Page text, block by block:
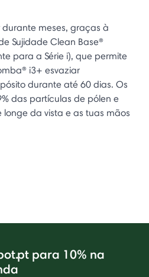
meses, graças à
Sujidade Clean Base®
para a Série i), que permite
i3+ esvaziar
durante até 60 dias. Os
das partículas de pólen e
da vista e as tuas mãos
para 10% na